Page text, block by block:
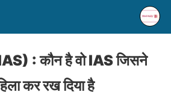
: कौन है वो IAS जिसने
कर रख दिया है